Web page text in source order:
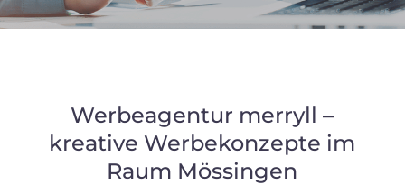
Werbeagentur merryll –
kreative Werbekonzepte im
Raum Mössingen